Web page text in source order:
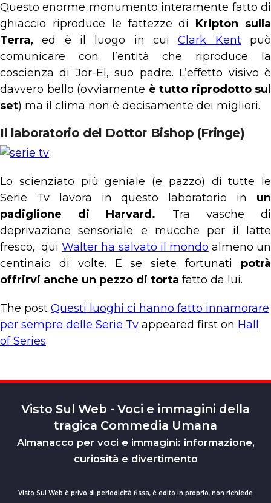
Questo enorme monumento interamente fatto di
ghiaccio riproduce le fattezze di
Kripton sulla
Terra, ed è il luogo in cuiClark Kentpuò
comunicare con l’entità che riproduce la
coscienza di Jor-El, suo padre. L’effetto visivo è
davvero bello (ovviamente è tutto riprodotto sul
set) ma il clima non è decisamente dei migliori.
Il laboratorio del Dottor Bishop (Fringe)
Lo scienziato più geniale (e pazzo) di tutte le
Serie Tv lavora in questo laboratorio in un
padiglione di Harvard. Tra vasche di
deprivazione sensoriale e mucche per il latte
fresco, quiWalter ha salvato il mondo almeno un
centinaio di volte. E se siete fortunati potrà
offrirvi anche un pezzo di torta fatto da lui.
The post Questi luoghi ci hanno fatto innamorare
per sempre delle Serie Tv appeared first on Hall
of Series.
Visto Sul Web - Voci e immagini della
tragica Commedia Umana
Almanacco per voci e immagini: informazione,
curiosità e divertimento
Visto Sul Web è privo di periodicità fissa, è edito in proprio, non richiede